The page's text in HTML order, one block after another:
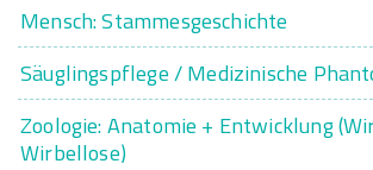
Mensch: Stammesgeschichte
Säuglingspflege / Medizinische
Zoologie: Anatomie + Entwicklung
Wirbellose)